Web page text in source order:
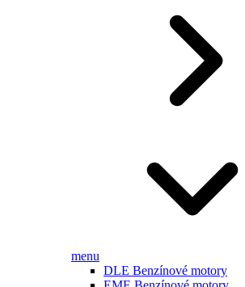
menu
DLE Benzínové motory